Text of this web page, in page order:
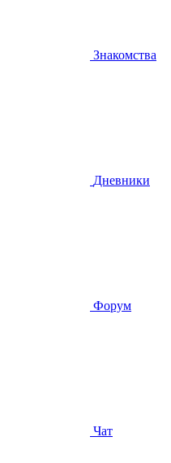
Знакомства
Дневники
Форум
Чат